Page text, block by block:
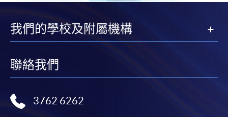
證明文件；
或可將上述文件一併寄交各報名中心，信封上請註明
人資料概不負責。
申請人可親臨學院任何一所報名中心，以 VISA 或
我們的學校及附屬機構
聯絡我們
3762 6262